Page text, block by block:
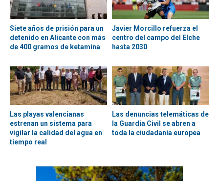
Siete años de prisión para un
detenido en Alicante con más
de 400 gramos de ketamina
Javier Morcillo refuerza el
centro del campo del Elche
hasta 2030
Las playas valencianas
estrenan un sistema para
vigilar la calidad del agua en
tiempo real
Las denuncias telemáticas de
la Guardia Civil se abren a
toda la ciudadanía europea